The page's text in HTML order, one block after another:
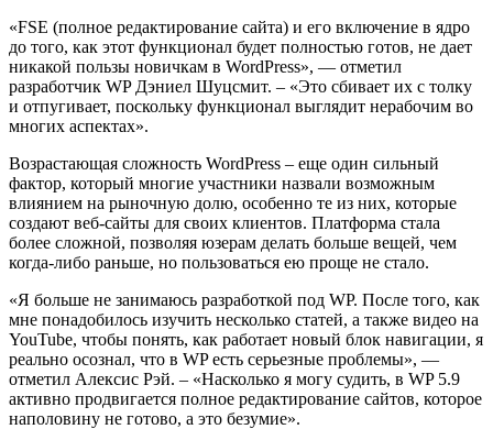
«FSE (полное редактирование сайта) и его включение в ядро
до того, как этот функционал будет полностью готов, не дает
никакой пользы новичкам в WordPress», — отметил
разработчик WP Дэниел Шуцсмит. – «Это сбивает их с толку
и отпугивает, поскольку функционал выглядит нерабочим во
многих аспектах».
Возрастающая сложность WordPress – еще один сильный
фактор, который многие участники назвали возможным
влиянием на рыночную долю, особенно те из них, которые
создают веб-сайты для своих клиентов. Платформа стала
более сложной, позволяя юзерам делать больше вещей, чем
когда-либо раньше, но пользоваться ею проще не стало.
«Я больше не занимаюсь разработкой под WP. После того, как
мне понадобилось изучить несколько статей, а также видео на
YouTube, чтобы понять, как работает новый блок навигации, я
реально осознал, что в WP есть серьезные проблемы», —
отметил Алексис Рэй. – «Насколько я могу судить, в WP 5.9
активно продвигается полное редактирование сайтов, которое
наполовину не готово, а это безумие».